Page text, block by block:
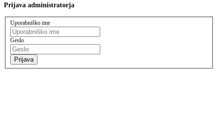
Prijava administratorja
Uporabniško ime
Geslo